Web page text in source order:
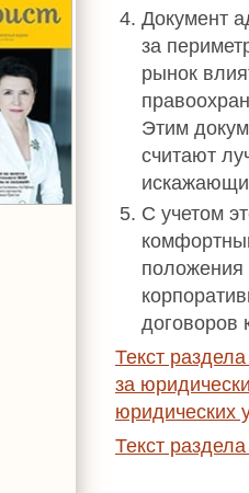
Документ
за
рынок
Этим
считают
С учетом
положения
договоров
Текст
за
юридических
Текст